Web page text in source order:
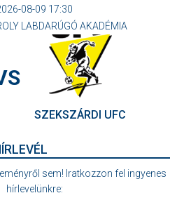
08-09 17:30
LABDARÚGÓ AKADÉMIA
SZEKSZÁRDI UFC
sem! Iratkozzon fel ingyenes
hírlevelünkre: